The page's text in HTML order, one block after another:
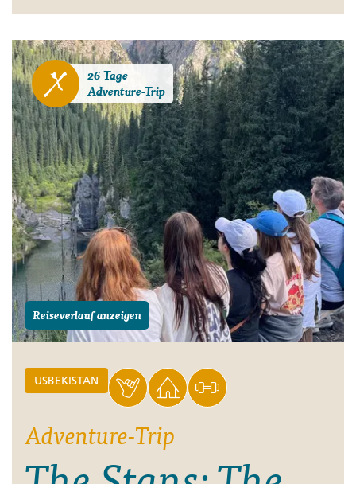
26 Tage
Adventure-Trip
Reiseverlauf anzeigen
USBEKISTAN
Adventure-Trip